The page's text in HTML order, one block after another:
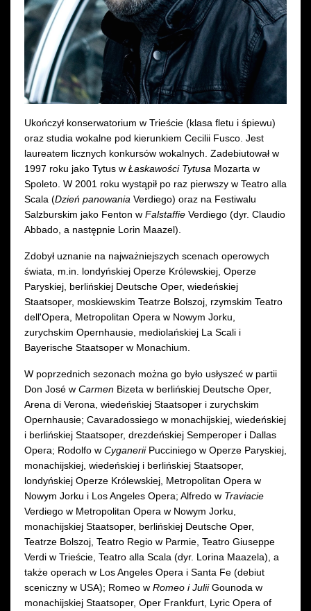
Wynajem kostiumów
Wynajem rekwizytów
Fundusze unijne
Ukończył konserwatorium w Trieście (klasa fletu i śpiewu)
oraz studia wokalne pod kierunkiem Cecilii Fusco. Jest
laureatem licznych konkursów wokalnych. Zadebiutował w
1997 roku jako Tytus w Łaskawości Tytusa Mozarta w
Spoleto. W 2001 roku wystąpił po raz pierwszy w Teatro alla
Scala (Dzień panowania Verdiego) oraz na Festiwalu
Salzburskim jako Fenton w Falstaffie Verdiego (dyr. Claudio
Abbado, a następnie Lorin Maazel).
Zdobył uznanie na najważniejszych scenach operowych
świata, m.in. londyńskiej Operze Królewskiej, Operze
Paryskiej, berlińskiej Deutsche Oper, wiedeńskiej
Staatsoper, moskiewskim Teatrze Bolszoj, rzymskim Teatro
dell'Opera, Metropolitan Opera w Nowym Jorku,
zurychskim Opernhausie, mediolańskiej La Scali i
Bayerische Staatsoper w Monachium.
W poprzednich sezonach można go było usłyszeć w partii
Don José w Carmen Bizeta w berlińskiej Deutsche Oper,
Arena di Verona, wiedeńskiej Staatsoper i zurychskim
Opernhausie; Cavaradossiego w monachijskiej, wiedeńskiej
i berlińskiej Staatsoper, drezdeńskiej Semperoper i Dallas
Opera; Rodolfo w Cyganerii Pucciniego w Operze Paryskiej,
monachijskiej, wiedeńskiej i berlińskiej Staatsoper,
londyńskiej Operze Królewskiej, Metropolitan Opera w
Nowym Jorku i Los Angeles Opera; Alfredo w Traviacie
Verdiego w Metropolitan Opera w Nowym Jorku,
monachijskiej Staatsoper, berlińskiej Deutsche Oper,
Teatrze Bolszoj, Teatro Regio w Parmie, Teatro Giuseppe
Verdi w Trieście, Teatro alla Scala (dyr. Lorina Maazela), a
także operach w Los Angeles Opera i Santa Fe (debiut
sceniczny w USA); Romeo w Romeo i JuliiGounoda w
monachijskiej Staatsoper, Oper Frankfurt, Lyric Opera of